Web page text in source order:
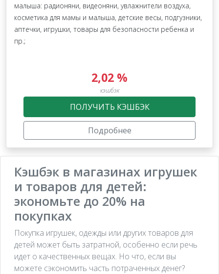
малыша: радионяни, видеоняни, увлажнители воздуха,
косметика для мамы и малыша, детские весы, подгузники,
аптечки, игрушки, товары для безопасности ребенка и
пр.;
2,02 %
кэшбэк
ПОЛУЧИТЬ КЭШБЭК
Подробнее
Кэшбэк в магазинах игрушек
и товаров для детей:
экономьте до 20% на
покупках
Покупка игрушек, одежды или других товаров для
детей может быть затратной, особенно если речь
идет о качественных вещах. Но что, если вы
можете сэкономить часть потраченных денег?